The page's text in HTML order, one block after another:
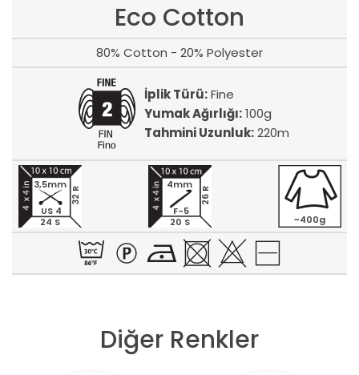
Eco Cotton
80% Cotton - 20% Polyester
İplik Türü:Fine
Yumak Ağırlığı:100g
Tahmini Uzunluk:220m
24 S
32 R
3,5mm
US 4
20 S
26 R
4mm
F-5
~400g
Diğer Renkler